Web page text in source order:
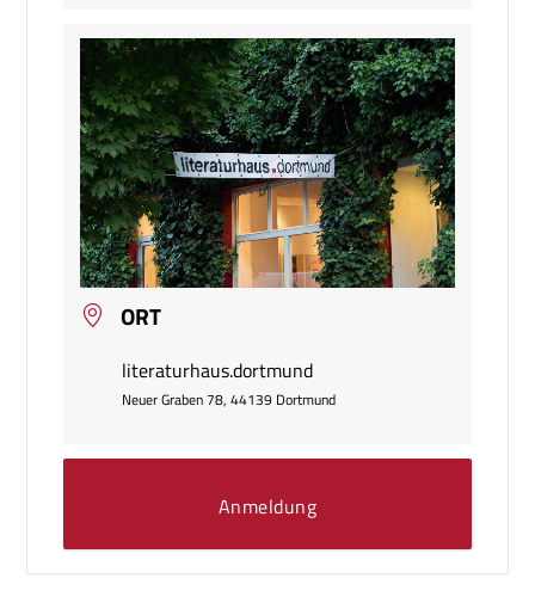
ORT
literaturhaus.dortmund
Neuer Graben 78, 44139 Dortmund
Anmeldung